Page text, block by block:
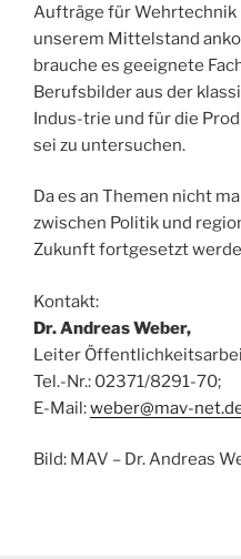
Aufträge für Wehrtechnik
unserem Mittelstand
brauche es geeignete
Berufsbilder aus der
Indus-trie und für die
sei zu untersuchen.
Da es an Themen nicht
zwischen Politik und
Zukunft fortgesetzt
Kontakt:
Dr. Andreas Weber,
Leiter
Tel.-Nr.: 02371/8291-70;
E-Mail:weber@mav-
Bild: MAV – Dr. Andreas